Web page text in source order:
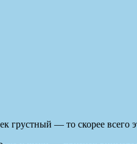
грустный — то скорее всего